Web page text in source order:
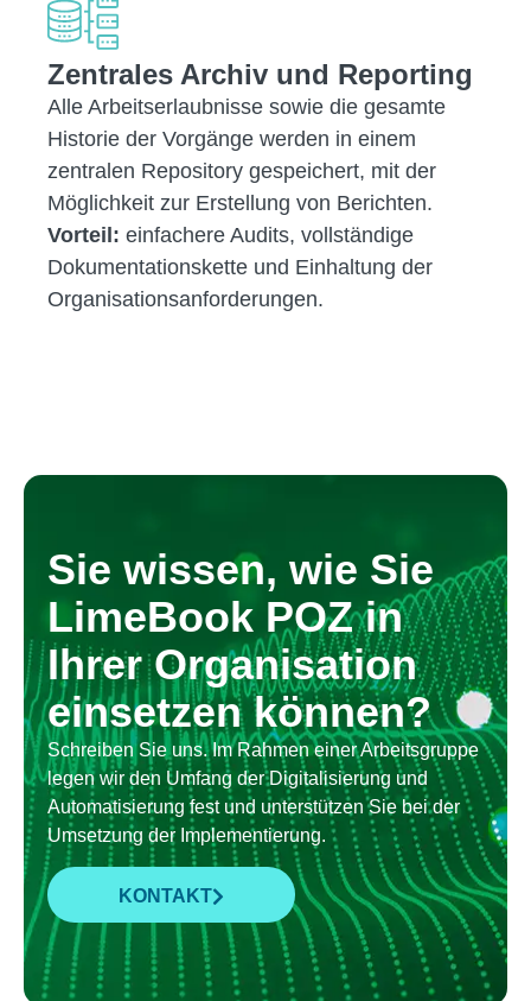
Zentrales Archiv und Reporting
Alle Arbeitserlaubnisse sowie die gesamte
Historie der Vorgänge werden in einem
zentralen Repository gespeichert, mit der
Möglichkeit zur Erstellung von Berichten.
Vorteil: einfachere Audits, vollständige
Dokumentationskette und Einhaltung der
Organisationsanforderungen.
Sie wissen, wie Sie
LimeBook POZ in
Ihrer Organisation
einsetzen können?
Schreiben Sie uns. Im Rahmen einer Arbeitsgruppe
legen wir den Umfang der Digitalisierung und
Automatisierung fest und unterstützen Sie bei der
Umsetzung der Implementierung.
KONTAKT